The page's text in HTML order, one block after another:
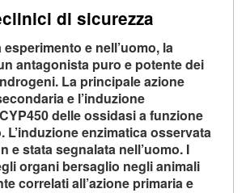
di sicurezza
e nell’uomo, la
antagonista puro e potente dei
La principale azione
e l’induzione
delle ossidasi a funzione
L’induzione enzimatica osservata
e stata segnalata nell’uomo. I
organi bersaglio negli animali
correlati all’azione primaria e